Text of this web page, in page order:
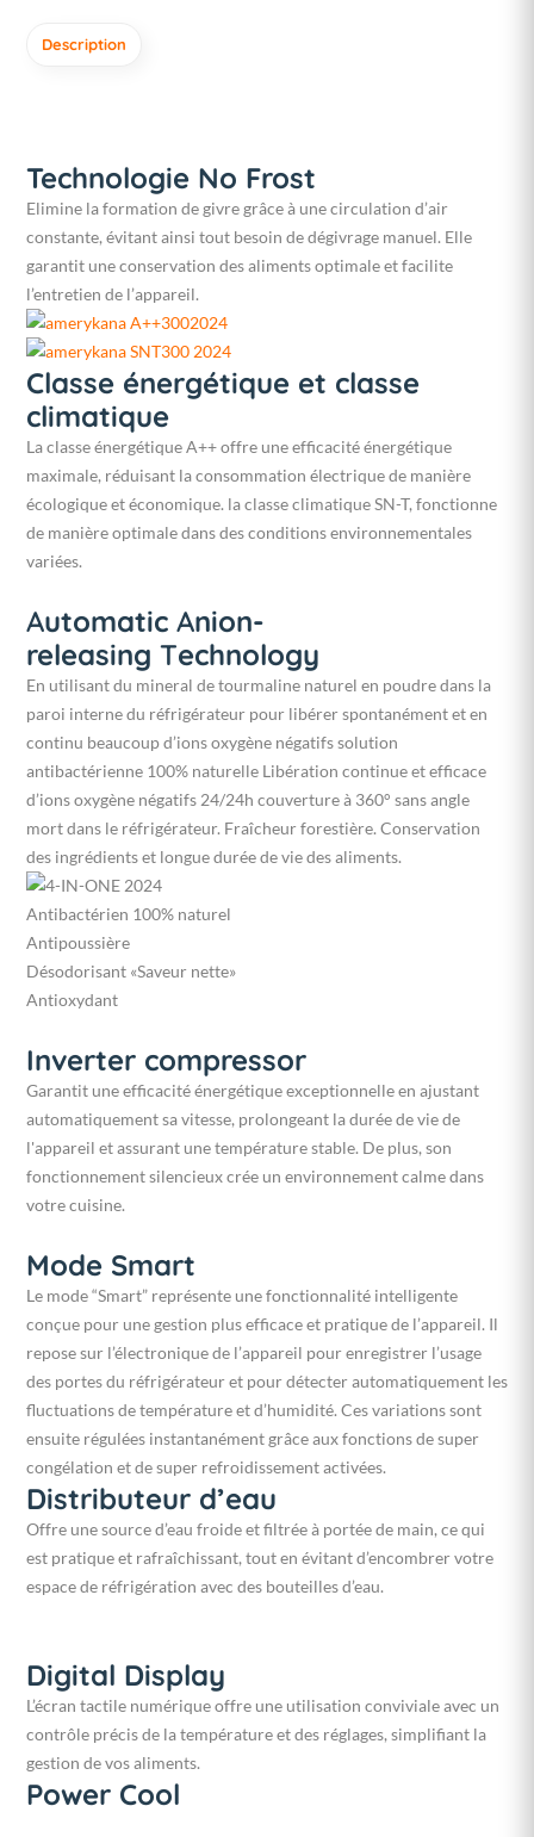
Description
Technologie No Frost
Elimine la formation de givre grâce à une circulation d’air
constante, évitant ainsi tout besoin de dégivrage manuel. Elle
garantit une conservation des aliments optimale et facilite
l’entretien de l’appareil.
Classe énergétique et classe
climatique
La classe énergétique A++ offre une efficacité énergétique
maximale, réduisant la consommation électrique de manière
écologique et économique. la classe climatique SN-T, fonctionne
de manière optimale dans des conditions environnementales
variées.
Automatic Anion-
releasing Technology
En utilisant du mineral de tourmaline naturel en poudre dans la
paroi interne du réfrigérateur pour libérer spontanément et en
continu beaucoup d’ions oxygène négatifs solution
antibactérienne 100% naturelle Libération continue et efficace
d’ions oxygène négatifs 24/24h couverture à 360° sans angle
mort dans le réfrigérateur. Fraîcheur forestière. Conservation
des ingrédients et longue durée de vie des aliments.
Antibactérien 100% naturel
Antipoussière
Désodorisant «Saveur nette»
Antioxydant
Inverter compressor
Garantit une efficacité énergétique exceptionnelle en ajustant
automatiquement sa vitesse, prolongeant la durée de vie de
l'appareil et assurant une température stable. De plus, son
fonctionnement silencieux crée un environnement calme dans
votre cuisine.
Mode Smart
Le mode “Smart” représente une fonctionnalité intelligente
conçue pour une gestion plus efficace et pratique de l’appareil. Il
repose sur l’électronique de l’appareil pour enregistrer l’usage
des portes du réfrigérateur et pour détecter automatiquement les
fluctuations de température et d’humidité. Ces variations sont
ensuite régulées instantanément grâce aux fonctions de super
congélation et de super refroidissement activées.
Distributeur d’eau
Offre une source d’eau froide et filtrée à portée de main, ce qui
est pratique et rafraîchissant, tout en évitant d’encombrer votre
espace de réfrigération avec des bouteilles d’eau.
Digital Display
L’écran tactile numérique offre une utilisation conviviale avec un
contrôle précis de la température et des réglages, simplifiant la
gestion de vos aliments.
Power Cool